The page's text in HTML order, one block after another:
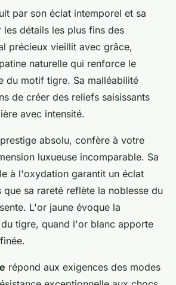
par son éclat intemporel et sa
détails les plus fins des
précieux vieillit avec grâce,
naturelle qui renforce le
du motif tigre. Sa malléabilité
de créer des reliefs saisissants
avec intensité.
absolu, confère à votre
luxueuse incomparable. Sa
à l'oxydation garantit un éclat
que sa rareté reflète la noblesse du
L'or jaune évoque la
tigre, quand l'or blanc apporte
répond aux exigences des modes